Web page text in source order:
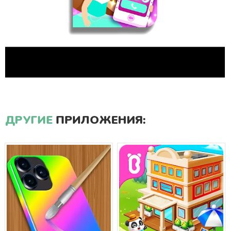
ДРУГИЕ ПРИЛОЖЕНИЯ: